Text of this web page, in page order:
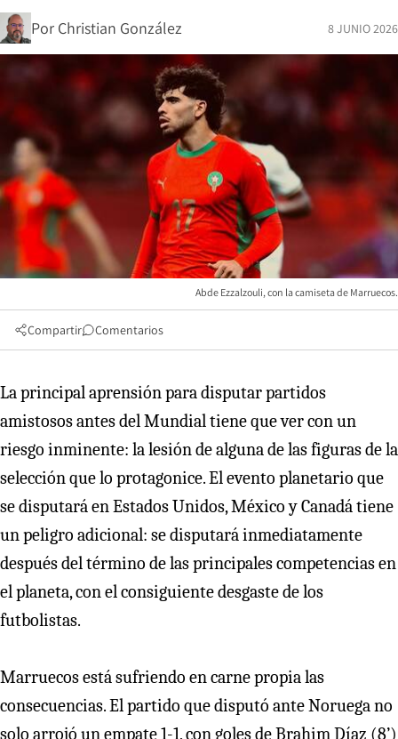
Por Christian González 8 JUNIO 2026
Abde Ezzalzouli, con la camiseta de Marruecos.
Compartir Comentarios
La principal aprensión para disputar partidos
amistosos antes del Mundial tiene que ver con un
riesgo inminente: la lesión de alguna de las figuras de la
selección que lo protagonice. El evento planetario que
se disputará en Estados Unidos, México y Canadá tiene
un peligro adicional: se disputará inmediatamente
después del término de las principales competencias en
el planeta, con el consiguiente desgaste de los
futbolistas.
Marruecos está sufriendo en carne propia las
consecuencias. El partido que disputó ante Noruega no
solo arrojó un empate 1-1, con goles de Brahim Díaz (8’)